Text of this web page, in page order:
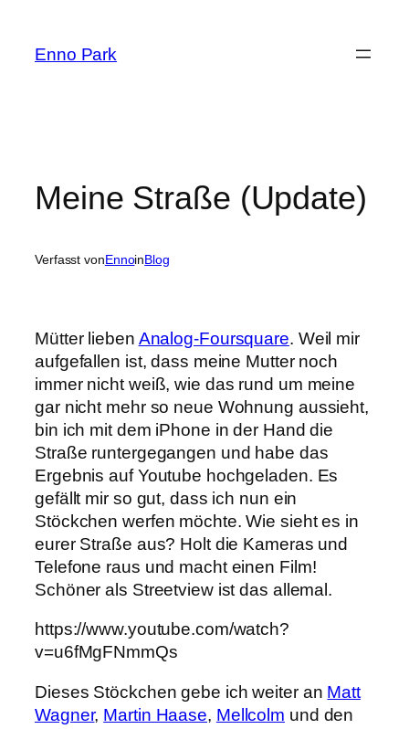
springen
Enno Park
Meine Straße (Update)
Verfasst vonEnnoinBlog
Mütter lieben Analog-Foursquare. Weil mir
aufgefallen ist, dass meine Mutter noch
immer nicht weiß, wie das rund um meine
gar nicht mehr so neue Wohnung aussieht,
bin ich mit dem iPhone in der Hand die
Straße runtergegangen und habe das
Ergebnis auf Youtube hochgeladen. Es
gefällt mir so gut, dass ich nun ein
Stöckchen werfen möchte. Wie sieht es in
eurer Straße aus? Holt die Kameras und
Telefone raus und macht einen Film!
Schöner als Streetview ist das allemal.
https://www.youtube.com/watch?
v=u6fMgFNmmQs
Dieses Stöckchen gebe ich weiter an Matt
Wagner, Martin Haase, Mellcolm und den